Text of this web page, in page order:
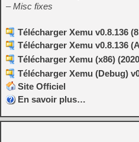
– Misc fixes
Télécharger Xemu v0.8.136
Télécharger Xemu v0.8.136
Télécharger Xemu (x86)
Télécharger Xemu (Debug)
Site Officiel
En savoir plus…